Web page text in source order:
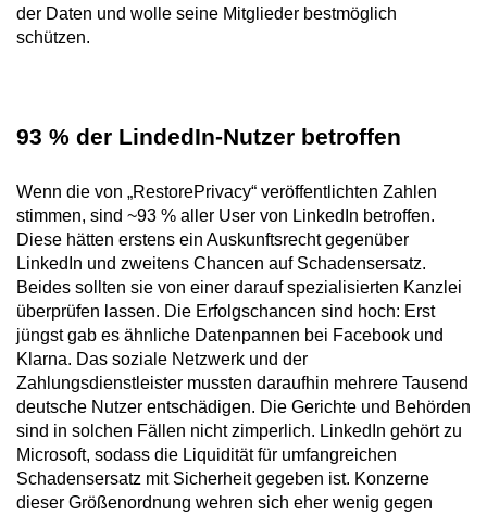
der Daten und wolle seine Mitglieder bestmöglich
schützen.
93 % der LindedIn-Nutzer betroffen
Wenn die von „RestorePrivacy“ veröffentlichten Zahlen
stimmen, sind ~93 % aller User von LinkedIn betroffen.
Diese hätten erstens ein Auskunftsrecht gegenüber
LinkedIn und zweitens Chancen auf Schadensersatz.
Beides sollten sie von einer darauf spezialisierten Kanzlei
überprüfen lassen. Die Erfolgschancen sind hoch: Erst
jüngst gab es ähnliche Datenpannen bei Facebook und
Klarna. Das soziale Netzwerk und der
Zahlungsdienstleister mussten daraufhin mehrere Tausend
deutsche Nutzer entschädigen. Die Gerichte und Behörden
sind in solchen Fällen nicht zimperlich. LinkedIn gehört zu
Microsoft, sodass die Liquidität für umfangreichen
Schadensersatz mit Sicherheit gegeben ist. Konzerne
dieser Größenordnung wehren sich eher wenig gegen